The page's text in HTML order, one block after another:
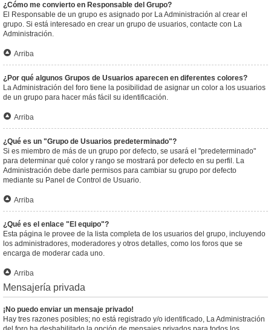
¿Cómo me convierto en Responsable del Grupo?
El Responsable de un grupo es asignado por La Administración al crear el
grupo. Si está interesado en crear un grupo de usuarios, contacte con La
Administración.
Arriba
¿Por qué algunos Grupos de Usuarios aparecen en diferentes colores?
La Administración del foro tiene la posibilidad de asignar un color a los usuarios
de un grupo para hacer más fácil su identificación.
Arriba
¿Qué es un "Grupo de Usuarios predeterminado"?
Si es miembro de más de un grupo por defecto, se usará el "predeterminado"
para determinar qué color y rango se mostrará por defecto en su perfil. La
Administración debe darle permisos para cambiar su grupo por defecto
mediante su Panel de Control de Usuario.
Arriba
¿Qué es el enlace "El equipo"?
Esta página le provee de la lista completa de los usuarios del grupo, incluyendo
los administradores, moderadores y otros detalles, como los foros que se
encarga de moderar cada uno.
Arriba
Mensajería privada
¡No puedo enviar un mensaje privado!
Hay tres razones posibles; no está registrado y/o identificado, La Administración